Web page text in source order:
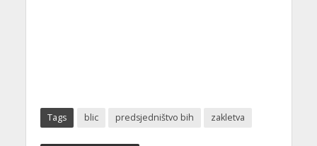
Tags blic predsjedništvo bih zakletva